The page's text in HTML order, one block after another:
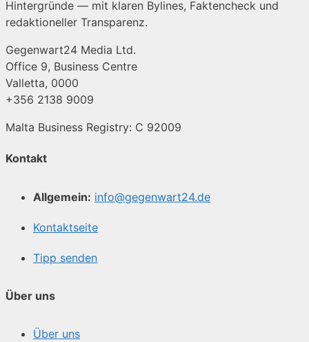
Hintergründe — mit klaren Bylines, Faktencheck und
redaktioneller Transparenz.
Gegenwart24 Media Ltd.
Office 9, Business Centre
Valletta, 0000
+356 2138 9009
Malta Business Registry: C 92009
Kontakt
Allgemein: info@gegenwart24.de
Kontaktseite
Tipp senden
Über uns
Über uns